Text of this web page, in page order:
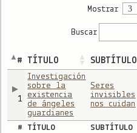
Mostrar
Buscar
# TÍTULO SUBTÍTULO
1
Investigación
sobre la
existencia
de ángeles
guardianes
Seres
invisibles
nos cuidan
# TÍTULO SUBTÍTULO